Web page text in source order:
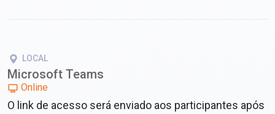
LOCAL
Microsoft Teams
Online
O link de acesso será enviado aos participantes após